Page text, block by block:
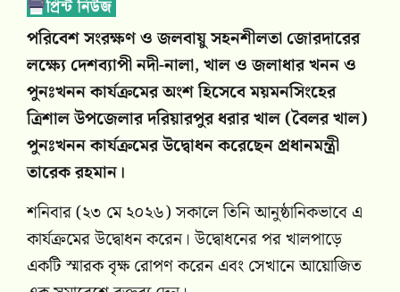
পরিবেশ সংরক্ষণ ও জলবায়ু সহনশীলতা জোরদারের
লক্ষ্যে দেশব্যাপী নদী-নালা, খাল ও জলাধার খনন ও
পুনঃখনন কার্যক্রমের অংশ হিসেবে ময়মনসিংহের
ত্রিশাল উপজেলার দরিয়ারপুর ধরার খাল (বৈলর খাল)
পুনঃখনন কার্যক্রমের উদ্বোধন করেছেন প্রধানমন্ত্রী
তারেক রহমান।
শনিবার (২৩ মে ২০২৬) সকালে তিনি আনুষ্ঠানিকভাবে এ
কার্যক্রমের উদ্বোধন করেন। উদ্বোধনের পর খালপাড়ে
একটি স্মারক বৃক্ষ রোপণ করেন এবং সেখানে আয়োজিত